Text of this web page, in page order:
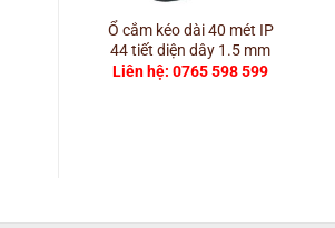
Ổ cắm kéo dài 40 mét IP
44 tiết diện dây 1.5 mm
Liên hệ: 0765 598 599